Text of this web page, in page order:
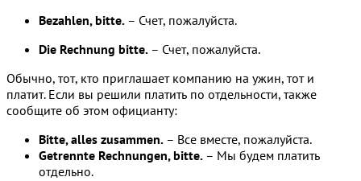
Bezahlen, bitte. – Счет, пожалуйста.
Die Rechnung bitte. – Счет, пожалуйста.
Обычно, тот, кто приглашает компанию на ужин, тот и
платит. Если вы решили платить по отдельности, также
сообщите об этом официанту:
Bitte, alles zusammen. – Все вместе, пожалуйста.
Getrennte Rechnungen, bitte. – Мы будем платить
отдельно.